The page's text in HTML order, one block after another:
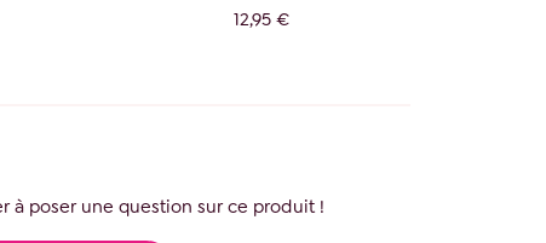
12,95 €
à poser une question sur ce produit !